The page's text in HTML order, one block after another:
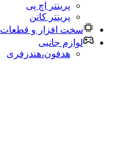
پرینتر اچ پی
پرینتر کانن
سخت افزار و قطعات
لوازم جانبی
هدفون،هندزفری